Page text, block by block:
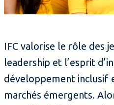
IFC valorise le rôle des
leadership et l’esprit
développement inclusif
marchés émergents.